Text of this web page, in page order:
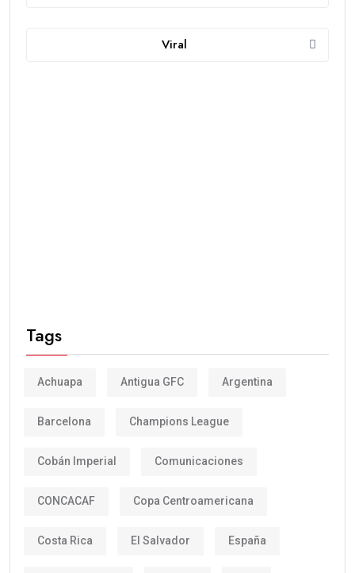
Viral
Tags
Achuapa Antigua GFC Argentina
Barcelona Champions League
Cobán Imperial Comunicaciones
CONCACAF Copa Centroamericana
Costa Rica El Salvador España